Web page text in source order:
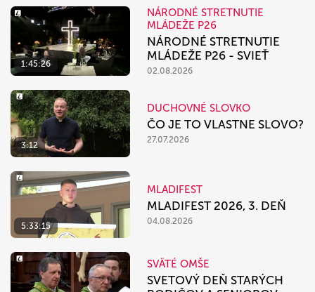
1:45:26
NÁRODNÉ STRETNUTIE
MLÁDEŽE P26
NÁRODNÉ STRETNUTIE
MLÁDEŽE P26 - SVIEŤ
02.08.2026
3:12
DUCHOVNÉ SLOVKO
ČO JE TO VLASTNE SLOVO?
27.07.2026
5:33:15
MLADIFEST
MLADIFEST 2026, 3. DEŇ
04.08.2026
SVÄTÉ OMŠE
SVETOVÝ DEŇ STARÝCH